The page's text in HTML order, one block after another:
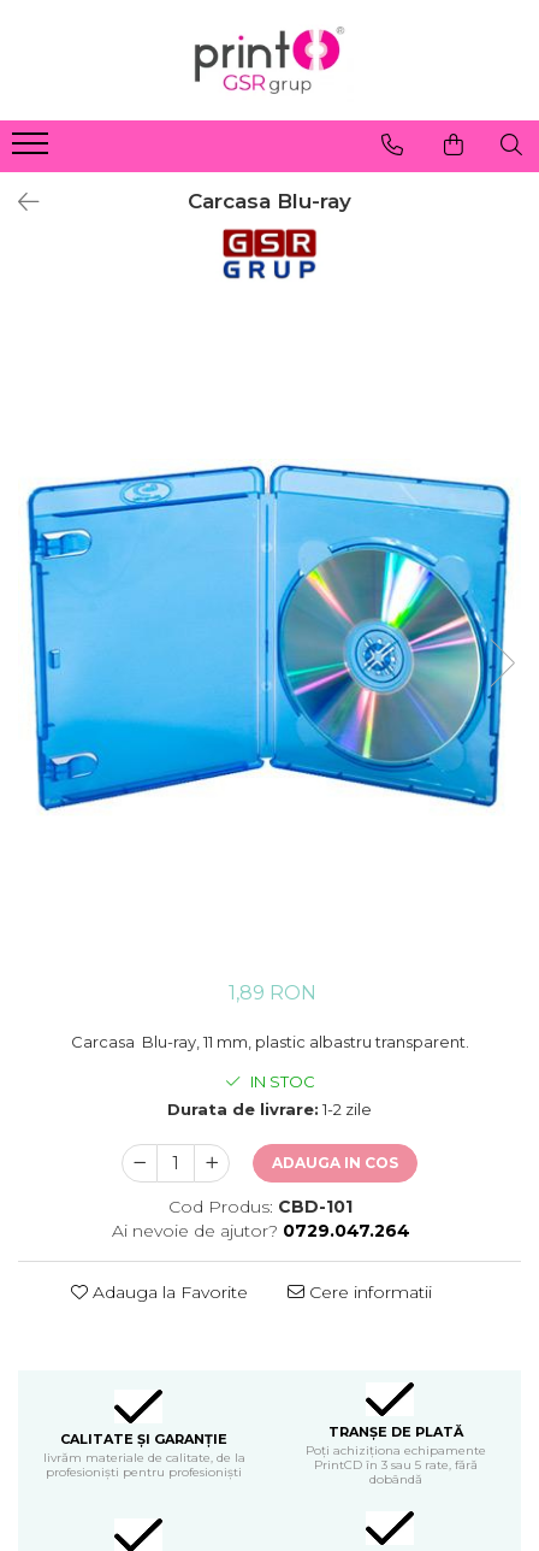
Carcasa Blu-ray
1,89 RON
Carcasa Blu-ray, 11 mm, plastic albastru transparent.
IN STOC
Durata de livrare: 1-2 zile
ADAUGA IN COS
Cod Produs: CBD-101
Ai nevoie de ajutor? 0729.047.264
Adauga la Favorite Cere informatii
CALITATE ȘI GARANȚIE
livrăm materiale de calitate, de la
profesioniști pentru profesioniști
TRANȘE DE PLATĂ
Poți achiziționa echipamente
PrintCD în 3 sau 5 rate, fără
dobândă